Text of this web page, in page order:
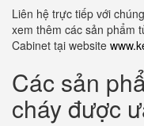
Liên hệ trực tiếp với
xem thêm các sản phẩm
Cabinet tại website
Các sản
cháy được